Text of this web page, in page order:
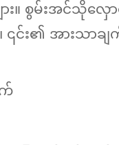
း။ စွမ်းအင်သိုလှေ
၏ အားသာချက်မ
က်